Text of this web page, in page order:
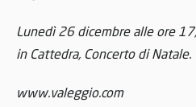
Lunedì 26 dicembre alle ore
in Cattedra, Concerto di Natale.
www.valeggio.com